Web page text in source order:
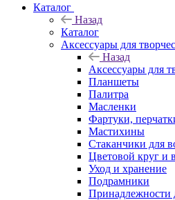
Каталог
Назад
Каталог
Аксессуары для
Назад
Аксессуары для
Планшеты
Палитра
Масленки
Фартуки,
Мастихины
Стаканчики для
Цветовой круг и
Уход и хранение
Подрамники
Принадлежности